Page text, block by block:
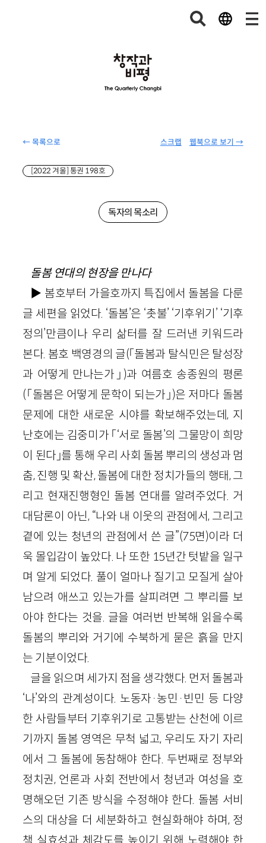
← 목록으로 웹북으로 보기 →
스크랩
[2022 겨울] 통권 198호
독자의 목소리
돌봄 연대의 현장을 만나다
▶ 봄호부터 가을호까지 특집에서 돌봄을 다룬
글 세편을 읽었다. ‘돌봄’은 ‘촛불’ ‘기후위기’ ‘기후
정의’만큼이나 우리 삶터를 잘 드러낸 키워드라
본다. 봄호 백영경의 글(「돌봄과 탈식민은 탈성장
과 어떻게 만나는가」)과 여름호 송종원의 평론
(「돌봄은 어떻게 문학이 되는가」)은 저마다 돌봄
문제에 대한 새로운 시야를 확보해주었는데, 지
난호에는 김중미가 「‘서로 돌봄’의 그물망이 희망
이 된다」를 통해 우리 사회 돌봄 뿌리의 생성과 멈
춤, 진행 및 확산, 돌봄에 대한 정치가들의 행태, 그
리고 현재진행형인 돌봄 연대를 알려주었다. 거
대담론이 아닌, “나와 내 이웃의 관점에서, 그리고
곁에 있는 청년의 관점에서 쓴 글”(75면)이라 더
욱 몰입감이 높았다. 나 또한 15년간 텃밭을 일구
며 알게 되었다. 풀이 얼마나 질기고 모질게 살아
남으려 애쓰고 있는가를 살피려면 그 뿌리를 보
아야 한다는 것을. 글을 여러번 반복해 읽을수록
돌봄의 뿌리와 거기에 수북하게 묻은 흙을 만지
는 기분이었다.
글을 읽으며 세가지 점을 생각했다. 먼저 돌봄과
‘나’와의 관계성이다. 노동자·농민·빈민 등 다양
한 사람들부터 기후위기로 고통받는 산천에 이르
기까지 돌봄 영역은 무척 넓고, 우리도 자기 자리
에서 그 돌봄에 동참해야 한다. 두번째로 정부와
정치권, 언론과 사회 전반에서 청년과 여성을 호
명해오던 기존 방식을 수정해야 한다. 돌봄 서비
스의 대상을 더 세분화하고 현실화해야 하며, 정